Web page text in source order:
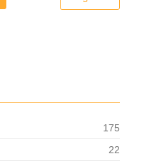
175
22